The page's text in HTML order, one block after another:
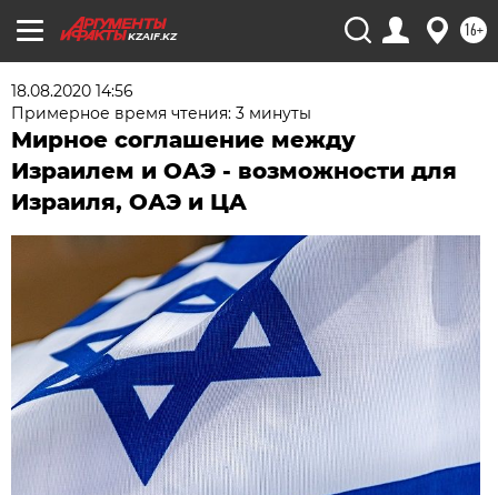
KZAIF.KZ 16+
18.08.2020 14:56
Примерное время чтения: 3 минуты
Мирное соглашение между
Израилем и ОАЭ - возможности для
Израиля, ОАЭ и ЦA